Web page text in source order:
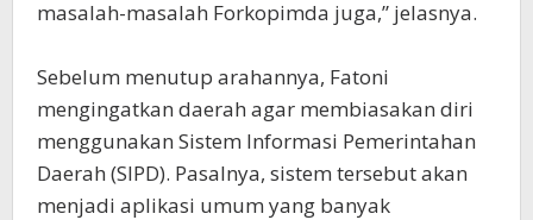
masalah-masalah Forkopimda juga,” jelasnya.
Sebelum menutup arahannya, Fatoni
mengingatkan daerah agar membiasakan diri
menggunakan Sistem Informasi Pemerintahan
Daerah (SIPD). Pasalnya, sistem tersebut akan
menjadi aplikasi umum yang banyak